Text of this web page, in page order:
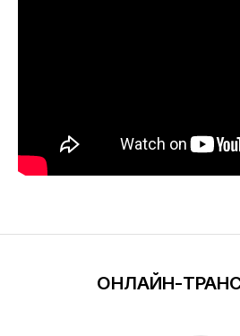
ОНЛАЙН-